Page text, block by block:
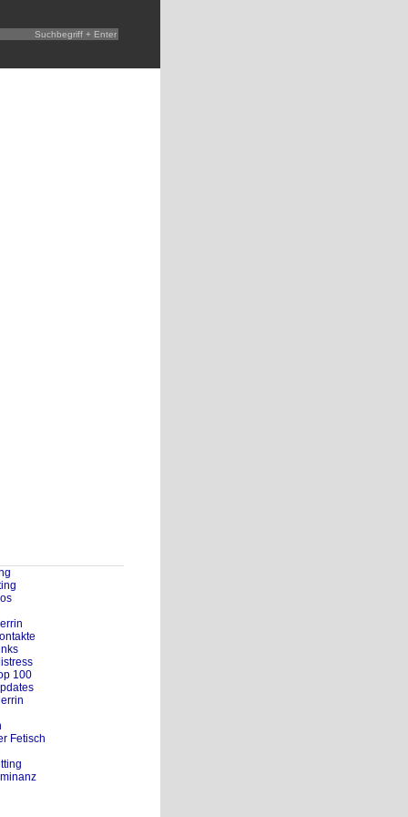
100
Fetisch